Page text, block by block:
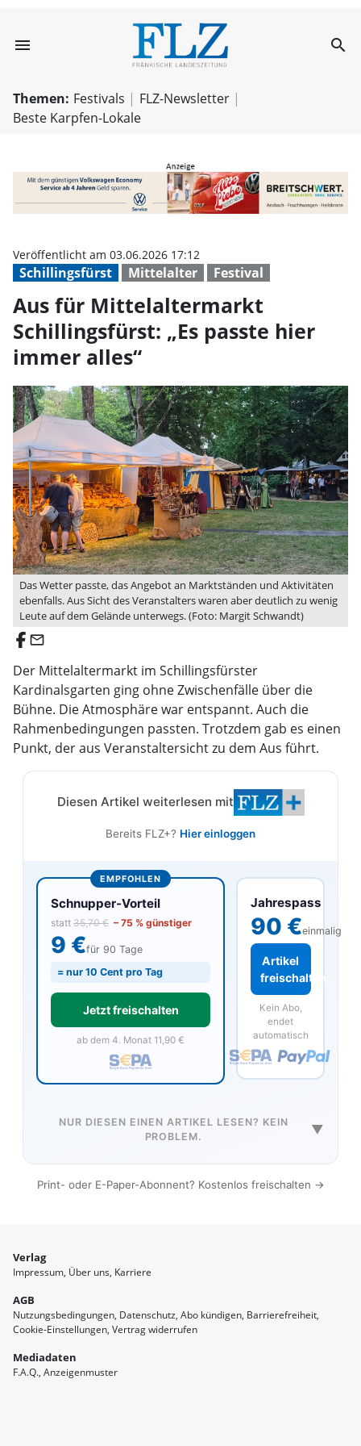
menu Aus für search
Themen: Festivals
FLZ-Newsletter
Beste Karpfen-Lokale
Schillingsfürst Mittelalter Festival
Veröffentlicht am 03.06.2026 17:12
Aus für Mittelaltermarkt
Schillingsfürst: „Es passte hier
immer alles“
Das Wetter passte, das Angebot an Marktständen und Aktivitäten
ebenfalls. Aus Sicht des Veranstalters waren aber deutlich zu wenig
Leute auf dem Gelände unterwegs. (Foto: Margit Schwandt)
email
Der Mittelaltermarkt im Schillingsfürster
Kardinalsgarten ging ohne Zwischenfälle über die
Bühne. Die Atmosphäre war entspannt. Auch die
Rahmenbedingungen passten. Trotzdem gab es einen
Punkt, der aus Veranstaltersicht zu dem Aus führt.
Diesen Artikel weiterlesen mit
Bereits FLZ+? Hier einloggen
Jahrespass
90 €einmalig
Artikel
freischalten
Kein Abo,
endet
automatisch
EMPFOHLEN
Schnupper-Vorteil
statt 35,70 € – 75 % günstiger
9 €für 90 Tage
= nur 10 Cent pro Tag
Jetzt freischalten
ab dem 4. Monat 11,90 €
NUR DIESEN EINEN ARTIKEL LESEN? KEIN
PROBLEM.
▼
Print- oder E-Paper-Abonnent? Kostenlos freischalten →
Verlag
Impressum Über uns Karriere
AGB
Nutzungsbedingungen Datenschutz Abo kündigen Barrierefreiheit
Cookie-Einstellungen Vertrag widerrufen
Mediadaten
F.A.Q. Anzeigenmuster